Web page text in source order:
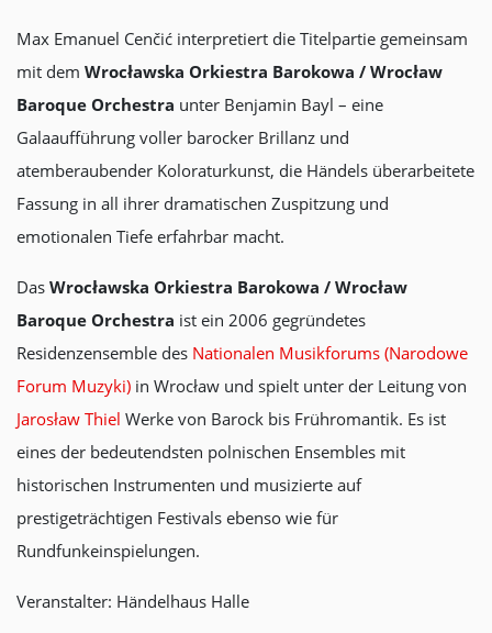
Max Emanuel Cenčić interpretiert die Titelpartie gemeinsam
mit dem Wrocławska Orkiestra Barokowa / Wrocław
Baroque Orchestra unter Benjamin Bayl – eine
Galaaufführung voller barocker Brillanz und
atemberaubender Koloraturkunst, die Händels überarbeitete
Fassung in all ihrer dramatischen Zuspitzung und
emotionalen Tiefe erfahrbar macht.
Das Wrocławska Orkiestra Barokowa / Wrocław
Baroque Orchestra ist ein 2006 gegründetes
Residenzensemble des Nationalen Musikforums (Narodowe
Forum Muzyki) in Wrocław und spielt unter der Leitung von
Jarosław Thiel Werke von Barock bis Frühromantik. Es ist
eines der bedeutendsten polnischen Ensembles mit
historischen Instrumenten und musizierte auf
prestigeträchtigen Festivals ebenso wie für
Rundfunkeinspielungen.
Veranstalter: Händelhaus Halle